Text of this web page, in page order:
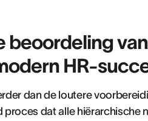
beoordeling
HR-
dan de loutere
dat alle hiërarchische